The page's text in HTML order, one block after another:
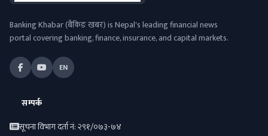
Banking Khabar (बैंकिङ खबर) is Nepal's leading financial news
portal covering banking, finance, insurance, and capital markets.
EN
सम्पर्क
सूचना विभाग दर्ता नं: २९१/०७३-७४